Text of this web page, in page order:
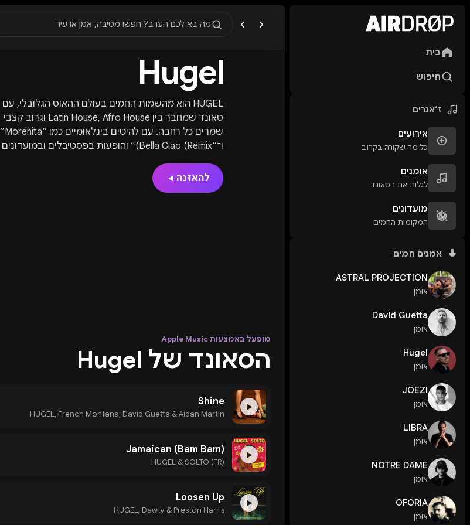
בית
חיפוש
ז׳אנרים
אירועים
כל מה שקורה בקרוב
אומנים
לגלות את הסאונד
מועדונים
המקומות החמים
אמנים חמים
ASTRAL PROJECTION
אומן
David Guetta
אומן
Hugel
אומן
JOEZI
אומן
LIBRA
אומן
NOTRE DAME
אומן
OFORIA
אומן
מה בא לכם הערב? חפשו מסיבה, אמן או עיר
Hugel
HUGEL הוא מהשמות החמים בעולם ההאוס הגלובלי, עם
סאונד שמחבר בין Latin House, Afro House וגרוב קצבי
שמרים כל רחבה. עם להיטים בינלאומיים כמו “Morenita”
ו־“Bella Ciao (Remix)” והופעות בפסטיבלים ובמועדונים
עם הווייב הקיצי והמסיבתי של הסצנה. דרך איירדרופ
תוכלו לעקוב אחרי לוח ההופעות, האירועים והמסיבות
להאזנה
מופעל באמצעות Apple Music
הסאונד של Hugel
▶
Shine
HUGEL, French Montana, David Guetta & Aidan Martin
▶
Jamaican (Bam Bam)
HUGEL & SOLTO (FR)
▶
Loosen Up
HUGEL, Dawty & Preston Harris
🎶מועדונים חו״ל
טיפ: אפשר להקליד שם אומן, עיר, תאריך או שם חג.